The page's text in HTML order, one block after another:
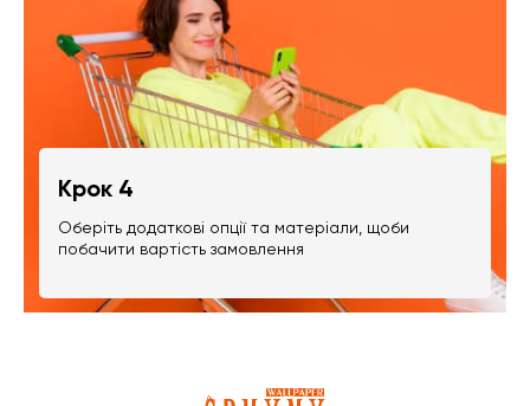
Крок 4
Оберіть додаткові опції та матеріали, щоби
побачити вартість замовлення